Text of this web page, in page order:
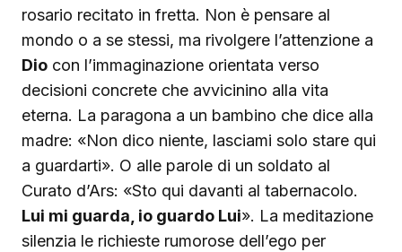
rosario recitato in fretta. Non è pensare al
mondo o a se stessi, ma rivolgere l’attenzione a
Dio con l’immaginazione orientata verso
decisioni concrete che avvicinino alla vita
eterna. La paragona a un bambino che dice alla
madre: «Non dico niente, lasciami solo stare qui
a guardarti». O alle parole di un soldato al
Curato d’Ars: «Sto qui davanti al tabernacolo.
Lui mi guarda, io guardo Lui». La meditazione
silenzia le richieste rumorose dell’ego per